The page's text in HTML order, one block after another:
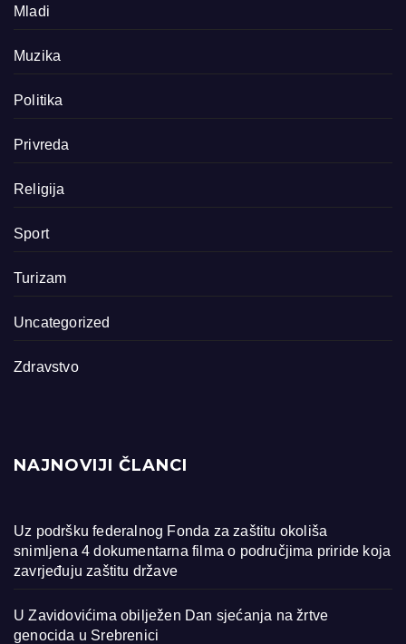
Mladi
Muzika
Politika
Privreda
Religija
Sport
Turizam
Uncategorized
Zdravstvo
NAJNOVIJI ČLANCI
Uz podršku federalnog Fonda za zaštitu okoliša
snimljena 4 dokumentarna filma o područjima priride koja
zavrjeđuju zaštitu države
U Zavidovićima obilježen Dan sjećanja na žrtve
genocida u Srebrenici